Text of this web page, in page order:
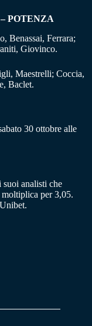
POTENZA
Benassai, Ferrara;
Giovinco.
Maestrelli; Coccia,
Baclet.
30 ottobre alle
suoi analisti che
per 3,05.